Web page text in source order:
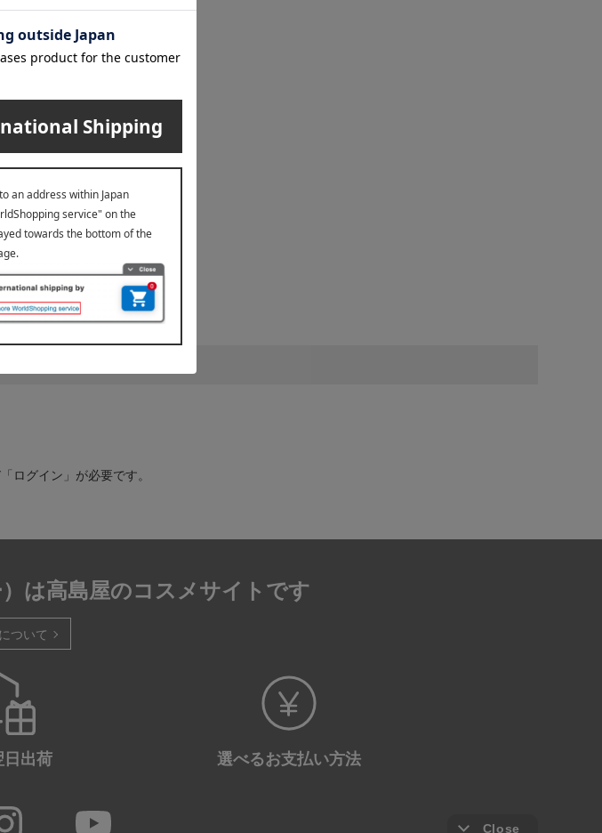
1
ージ）
ログイン」が必要です。
は高島屋のコスメサイトです
ついて
日出荷 選べるお支払い方法